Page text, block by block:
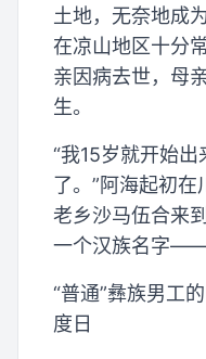
土地，无奈地成
在凉山地区十分
亲因病去世，母
生。
“我15岁就开始
了。”阿海起初
老乡沙马伍合来
一个汉族名字——
“普通”彝族男工
度日